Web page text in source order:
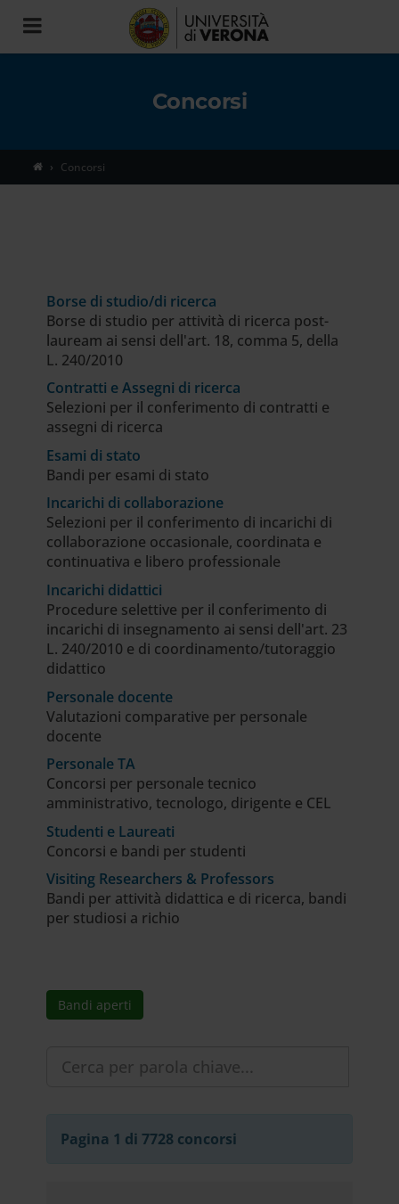
Toggle
navigation
Concorsi
Concorsi
Borse di studio/di ricerca
Borse di studio per attività di ricerca post-
lauream ai sensi dell'art. 18, comma 5, della
L. 240/2010
Contratti e Assegni di ricerca
Selezioni per il conferimento di contratti e
assegni di ricerca
Esami di stato
Bandi per esami di stato
Incarichi di collaborazione
Selezioni per il conferimento di incarichi di
collaborazione occasionale, coordinata e
continuativa e libero professionale
Incarichi didattici
Procedure selettive per il conferimento di
incarichi di insegnamento ai sensi dell'art. 23
L. 240/2010 e di coordinamento/tutoraggio
didattico
Personale docente
Valutazioni comparative per personale
docente
Personale TA
Concorsi per personale tecnico
amministrativo, tecnologo, dirigente e CEL
Studenti e Laureati
Concorsi e bandi per studenti
Visiting Researchers & Professors
Bandi per attività didattica e di ricerca, bandi
per studiosi a richio
Bandi aperti
Pagina 1 di 7728 concorsi